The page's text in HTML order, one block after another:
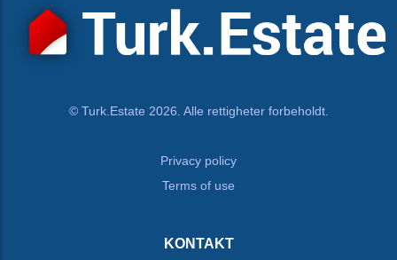
© Turk.Estate 2026. Alle rettigheter forbeholdt.
Privacy policy
Terms of use
KONTAKT